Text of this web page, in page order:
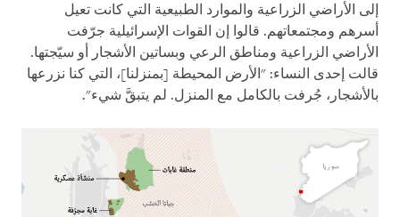
إلى الأراضي الزراعية والموارد الطبيعية التي كانت تعيل
أسرهم ومجتمعاتهم. قالوا إن القوات الإسرائيلية جرّفت
الأراضي الزراعية ومناطق الرعي وبساتين الأشجار أو سيّجتها.
قالت إحدى النساء: "الأرض المحيطة [بمنزلنا]، التي كنا نزرعها
بالأشجار، جُرفت بالكامل مع المنزل. لم يتبقَّ شيء".